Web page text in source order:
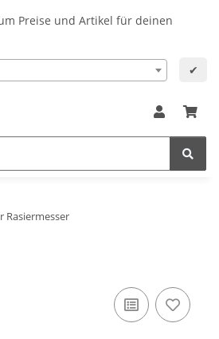
Preise und Artikel für deinen
✔
Rasiermesser